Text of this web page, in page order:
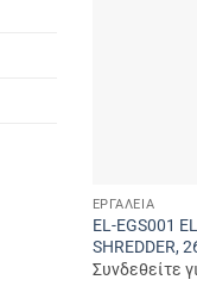
ΕΡΓΑΛΕΊΑ
EL-EGS001
SHREDDER,
Συνδεθείτε